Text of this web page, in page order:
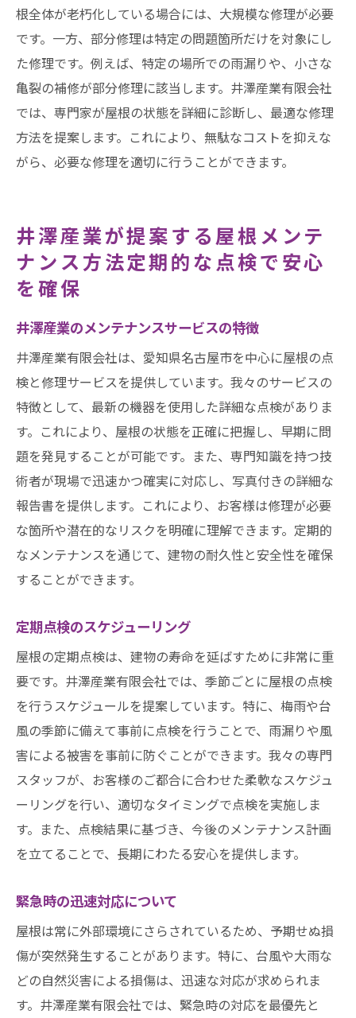
根全体が老朽化している場合には、大規模な修理が必要
です。一方、部分修理は特定の問題箇所だけを対象にし
た修理です。例えば、特定の場所での雨漏りや、小さな
亀裂の補修が部分修理に該当します。井澤産業有限会社
では、専門家が屋根の状態を詳細に診断し、最適な修理
方法を提案します。これにより、無駄なコストを抑えな
がら、必要な修理を適切に行うことができます。
井澤産業が提案する屋根メンテ
ナンス方法定期的な点検で安心
を確保
井澤産業のメンテナンスサービスの特徴
井澤産業有限会社は、愛知県名古屋市を中心に屋根の点
検と修理サービスを提供しています。我々のサービスの
特徴として、最新の機器を使用した詳細な点検がありま
す。これにより、屋根の状態を正確に把握し、早期に問
題を発見することが可能です。また、専門知識を持つ技
術者が現場で迅速かつ確実に対応し、写真付きの詳細な
報告書を提供します。これにより、お客様は修理が必要
な箇所や潜在的なリスクを明確に理解できます。定期的
なメンテナンスを通じて、建物の耐久性と安全性を確保
することができます。
定期点検のスケジューリング
屋根の定期点検は、建物の寿命を延ばすために非常に重
要です。井澤産業有限会社では、季節ごとに屋根の点検
を行うスケジュールを提案しています。特に、梅雨や台
風の季節に備えて事前に点検を行うことで、雨漏りや風
害による被害を事前に防ぐことができます。我々の専門
スタッフが、お客様のご都合に合わせた柔軟なスケジュ
ーリングを行い、適切なタイミングで点検を実施しま
す。また、点検結果に基づき、今後のメンテナンス計画
を立てることで、長期にわたる安心を提供します。
緊急時の迅速対応について
屋根は常に外部環境にさらされているため、予期せぬ損
傷が突然発生することがあります。特に、台風や大雨な
どの自然災害による損傷は、迅速な対応が求められま
す。井澤産業有限会社では、緊急時の対応を最優先と